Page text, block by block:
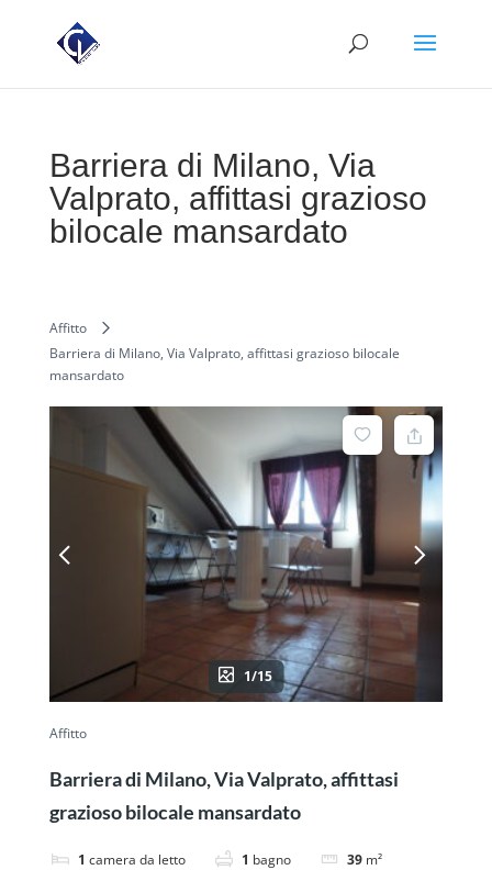
Barriera di Milano, Via
Valprato, affittasi grazioso
bilocale mansardato
Affitto
Barriera di Milano, Via Valprato, affittasi grazioso bilocale
mansardato
1/15
Affitto
Barriera di Milano, Via Valprato, affittasi
grazioso bilocale mansardato
1 camera da letto 1 bagno 39 m²